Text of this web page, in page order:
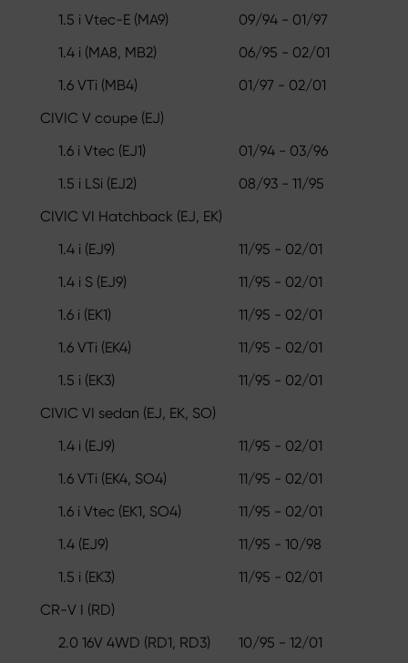
1.5 i Vtec-E (MA9)
09/94 - 01/97
1.4 i (MA8, MB2)
06/95 - 02/01
1.6 VTi (MB4)
01/97 - 02/01
CIVIC V coupe (EJ)
1.6 i Vtec (EJ1)
01/94 - 03/96
1.5 i LSi (EJ2)
08/93 - 11/95
CIVIC VI Hatchback (EJ, EK)
1.4 i (EJ9)
11/95 - 02/01
1.4 i S (EJ9)
11/95 - 02/01
1.6 i (EK1)
11/95 - 02/01
1.6 VTi (EK4)
11/95 - 02/01
1.5 i (EK3)
11/95 - 02/01
CIVIC VI sedan (EJ, EK, SO)
1.4 i (EJ9)
11/95 - 02/01
1.6 VTi (EK4, SO4)
11/95 - 02/01
1.6 i Vtec (EK1, SO4)
11/95 - 02/01
1.4 (EJ9)
11/95 - 10/98
1.5 i (EK3)
11/95 - 02/01
CR-V I (RD)
2.0 16V 4WD (RD1, RD3)
10/95 - 12/01